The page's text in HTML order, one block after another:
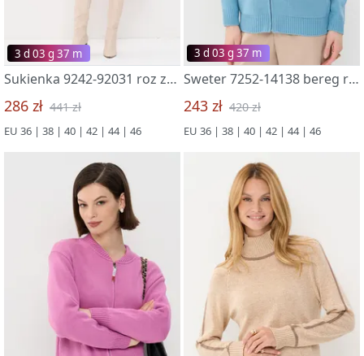
3 d 03 g 37 m
Sukienka 9242-92031 roz zakat
286 zł 441 zł
EU 36 | 38 | 40 | 42 | 44 | 46
3 d 03 g 37 m
Sweter 7252-14138 bereg reki
243 zł 420 zł
EU 36 | 38 | 40 | 42 | 44 | 46